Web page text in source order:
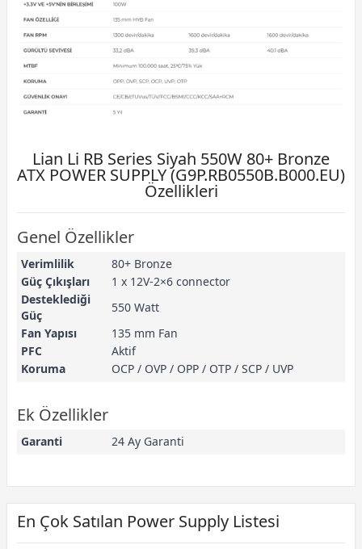
Lian Li RB Series Siyah 550W 80+ Bronze
ATX POWER SUPPLY (G9P.RB0550B.B000.EU)
Özellikleri
Genel Özellikler
Verimlilik
80+ Bronze
Güç Çıkışları
1 x 12V-2×6 connector
Desteklediği
Güç
550 Watt
Fan Yapısı
135 mm Fan
PFC
Aktif
Koruma
OCP / OVP / OPP / OTP / SCP / UVP
Ek Özellikler
Garanti 24 Ay Garanti
En Çok Satılan Power Supply Listesi